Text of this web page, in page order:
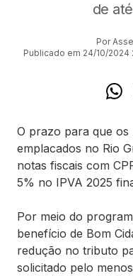
de
Por
Publicado em 24/10/2024
O prazo para que
emplacados no Rio
notas fiscais com
5% no IPVA 2025
Por meio do
benefício de Bom
redução no tributo
solicitado pelo